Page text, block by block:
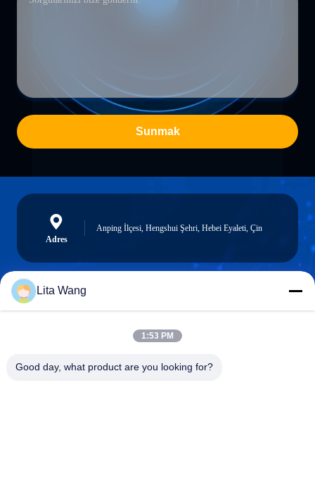
Sunmak
Adres
Anping İlçesi, Hengshui Şehri, Hebei Eyaleti, Çin
lita@screenmeshnet.com
Lita Wang
1:53 PM
Good day, what product are you looking for?